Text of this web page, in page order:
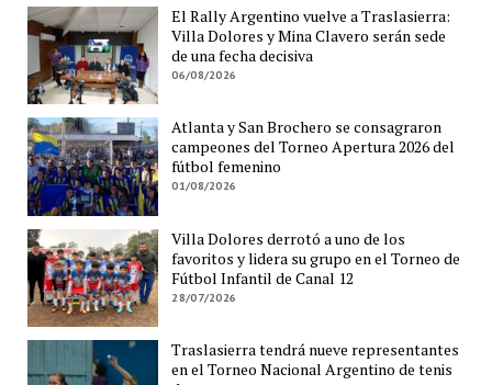
El Rally Argentino vuelve a Traslasierra:
Villa Dolores y Mina Clavero serán sede
de una fecha decisiva
06/08/2026
Atlanta y San Brochero se consagraron
campeones del Torneo Apertura 2026 del
fútbol femenino
01/08/2026
Villa Dolores derrotó a uno de los
favoritos y lidera su grupo en el Torneo de
Fútbol Infantil de Canal 12
28/07/2026
Traslasierra tendrá nueve representantes
en el Torneo Nacional Argentino de tenis